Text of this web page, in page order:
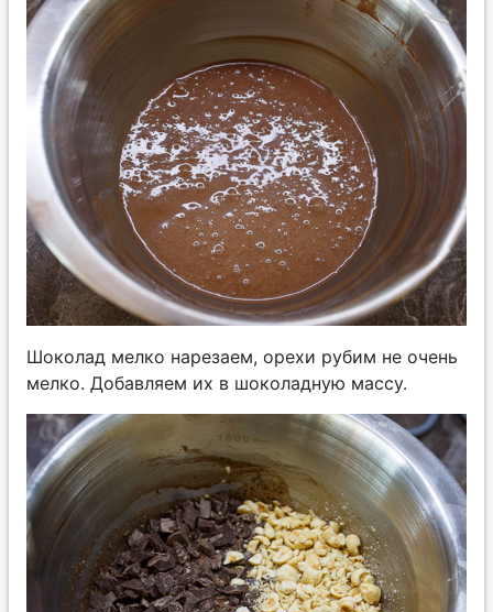
Шоколад мелко нарезаем, орехи рубим не очень
мелко. Добавляем их в шоколадную массу.